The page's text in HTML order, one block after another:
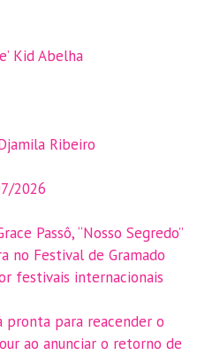
Kid Abelha
Ribeiro
2026
Passô, “Nosso Segredo”
no Festival de Gramado
festivais internacionais
pronta para reacender o
ao anunciar o retorno de